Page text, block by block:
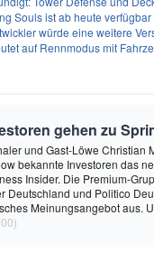
Souls ist ab heute verfügbar
würde eine weitere
auf Rennmodus mit
gehen zu
und Gast-Löwe Christian
bekannte Investoren das
Insider. Die Premium-
Deutschland und Politico
Meinungsangebot aus.